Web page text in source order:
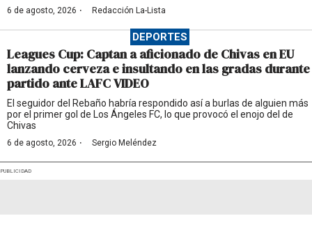
6 de agosto, 2026 · Redacción La-Lista
DEPORTES
Leagues Cup: Captan a aficionado de Chivas en EU
lanzando cerveza e insultando en las gradas durante
partido ante LAFC VIDEO
El seguidor del Rebaño habría respondido así a burlas de alguien más
por el primer gol de Los Ángeles FC, lo que provocó el enojo del de
Chivas
6 de agosto, 2026 · Sergio Meléndez
PUBLICIDAD